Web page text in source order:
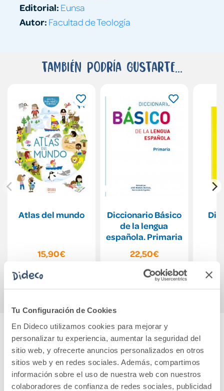
Tu Configuración de Cookies
En Dideco utilizamos cookies para mejorar y
personalizar tu experiencia, aumentar la seguridad del
sitio web, y ofrecerte anuncios personalizados en otros
sitios web y en redes sociales. Además, compartimos
información sobre el uso de nuestra web con nuestros
colaboradores de confianza de redes sociales, publicidad
Editorial: Eunsa
Autor: Facultad de Teología
También podría gustarte...
Atlas del mundo
15,90€
Comprar
Diccionario Básico
de la lengua
española. Primaria
22,50€
Comprar
Cuéntanos tu opinión
¡Sé el primero en valorar este producto!